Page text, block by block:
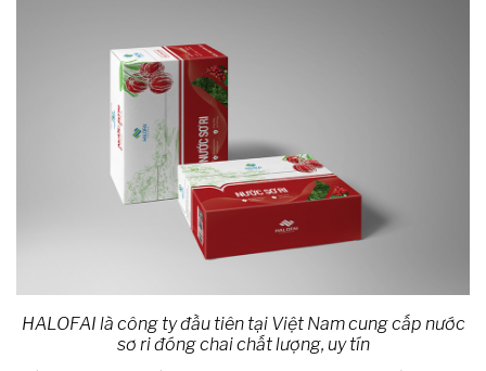
HALOFAI là công ty đầu tiên tại Việt Nam cung cấp nước
sơ ri đóng chai chất lượng, uy tín